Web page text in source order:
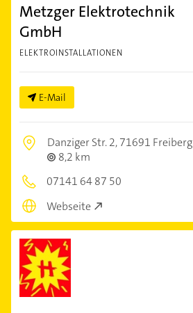
Metzger Elektrotechnik
GmbH
ELEKTROINSTALLATIONEN
E-Mail
Danziger Str. 2,71691 Freiberg
8,2 km
07141 64 87 50
Webseite